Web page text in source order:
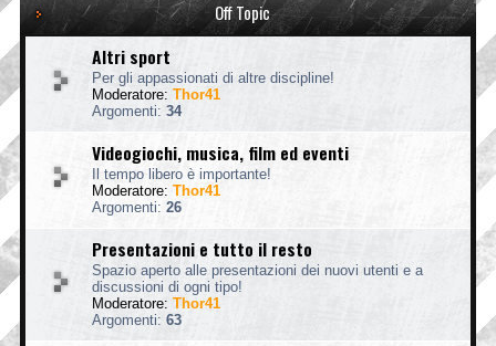
Off Topic
Altri sport
Per gli appassionati di altre discipline!
Moderatore: Thor41
Argomenti: 34
Videogiochi, musica, film ed eventi
Il tempo libero è importante!
Moderatore: Thor41
Argomenti: 26
Presentazioni e tutto il resto
Spazio aperto alle presentazioni dei nuovi utenti e a
discussioni di ogni tipo!
Moderatore: Thor41
Argomenti: 63